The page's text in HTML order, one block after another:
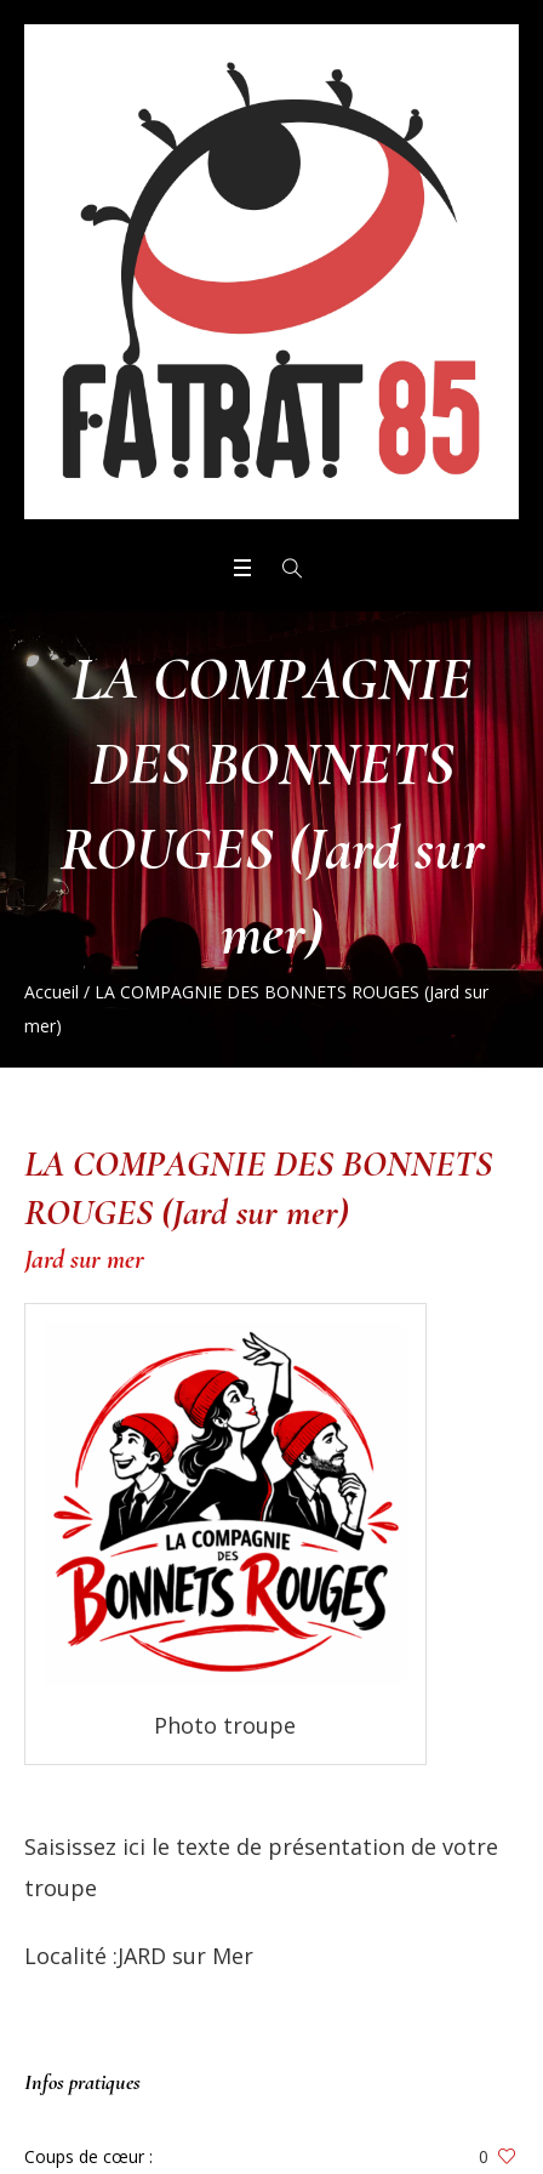
LA COMPAGNIE
DES BONNETS
ROUGES (Jard sur
mer)
Accueil / LA COMPAGNIE DES BONNETS ROUGES (Jard sur
mer)
LA COMPAGNIE DES BONNETS
ROUGES (Jard sur mer)
Jard sur mer
Photo troupe
Saisissez ici le texte de présentation de votre
troupe
Localité :JARD sur Mer
Infos pratiques
Coups de cœur : 0